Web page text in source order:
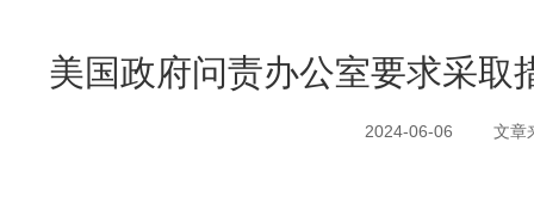
美国政府问责办公室要求采取
2024-06-06 文章